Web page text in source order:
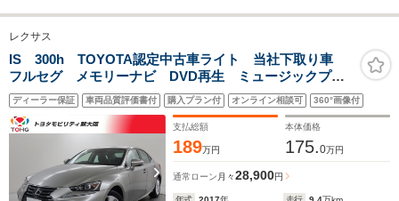
レクサス
IS 300h TOYOTA認定中古車ライト 当社下取り車
フルセグ メモリーナビ DVD再生 ミュージックプレ
イヤー接続可 バックカメラ 衝突被害軽減システム
ETC ドラレコ LEDヘッドランプ 記録簿
ディーラー保証 車両品質評価書付 購入プラン付 オンライン相談可 360°画像付
支払総額
189万円
本体価格
175.0万円
通常ローン 月々28,900円